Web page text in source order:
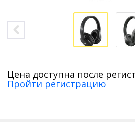
Цена доступна после
Пройти регистрацию